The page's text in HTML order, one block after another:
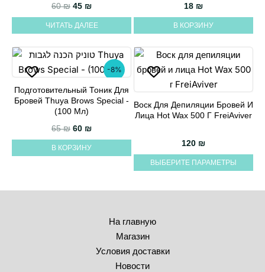
60₪ Первоначальная цена составляла 60 ₪.
45 ₪Текущая цена: 45 ₪.
ЧИТАТЬ ДАЛЕЕ
18 ₪
В КОРЗИНУ
-8%
Подготовительный Тоник Для
Бровей Thuya Brows Special -
(100 Мл)
65₪ Первоначальная цена составляла 65 ₪.
60 ₪Текущая цена: 60 ₪.
В КОРЗИНУ
Воск Для Депиляции Бровей И
Лица Hot Wax 500 Г FreiAviver
120 ₪
ВЫБЕРИТЕ ПАРАМЕТРЫ
Этот
товар
вариаций.
на
странице
товара.
На главную
Магазин
Условия доставки
Новости